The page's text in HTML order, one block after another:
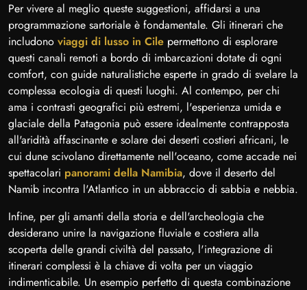
Per vivere al meglio queste suggestioni, affidarsi a una
programmazione sartoriale è fondamentale. Gli itinerari che
includono viaggi di lusso in Cile permettono di esplorare
questi canali remoti a bordo di imbarcazioni dotate di ogni
comfort, con guide naturalistiche esperte in grado di svelare la
complessa ecologia di questi luoghi. Al contempo, per chi
ama i contrasti geografici più estremi, l'esperienza umida e
glaciale della Patagonia può essere idealmente contrapposta
all'aridità affascinante e solare dei deserti costieri africani, le
cui dune scivolano direttamente nell'oceano, come accade nei
spettacolari panorami della Namibia, dove il deserto del
Namib incontra l'Atlantico in un abbraccio di sabbia e nebbia.
Infine, per gli amanti della storia e dell'archeologia che
desiderano unire la navigazione fluviale e costiera alla
scoperta delle grandi civiltà del passato, l'integrazione di
itinerari complessi è la chiave di volta per un viaggio
indimenticabile. Un esempio perfetto di questa combinazione